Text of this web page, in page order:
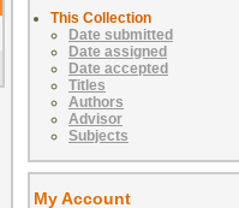
This Collection
Date submitted
Date assigned
Date accepted
Titles
Authors
Advisor
Subjects
My Account